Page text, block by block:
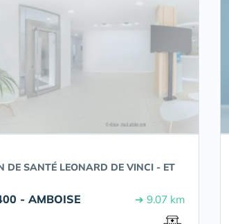
DE SANTÉ LEONARD DE VINCI - ET
- AMBOISE ➔ 9.07 km